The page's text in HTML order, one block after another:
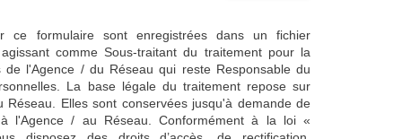
ce formulaire sont enregistrées dans un fichier
comme Sous-traitant du traitement pour la
de l'Agence / du Réseau qui reste Responsable du
La base légale du traitement repose sur
Elles sont conservées jusqu'à demande de
l'Agence / au Réseau. Conformément à la loi «